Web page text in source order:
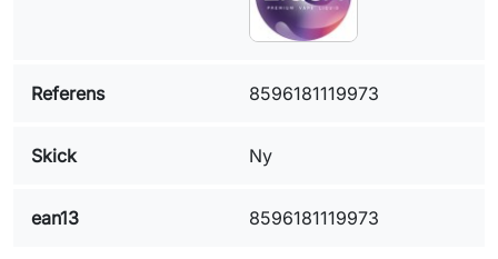
Referens 8596181119973
Skick Ny
ean13 8596181119973